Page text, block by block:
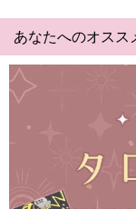
あなたへのオスス